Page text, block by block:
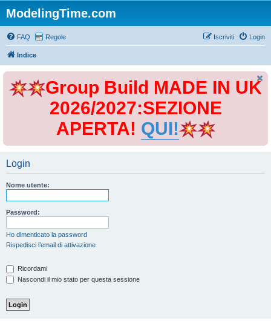
ModelingTime.com
FAQ Regole Login
Iscriviti
Indice
Group Build MADE IN UK
2026/2027:SEZIONE
APERTA! QUI!
Login
Nome utente:
Password:
Ho dimenticato la password
Rispedisci l’email di attivazione
Ricordami
Nascondi il mio stato per questa sessione